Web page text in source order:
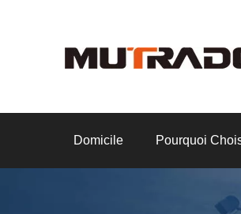
Domicile Pourquoi